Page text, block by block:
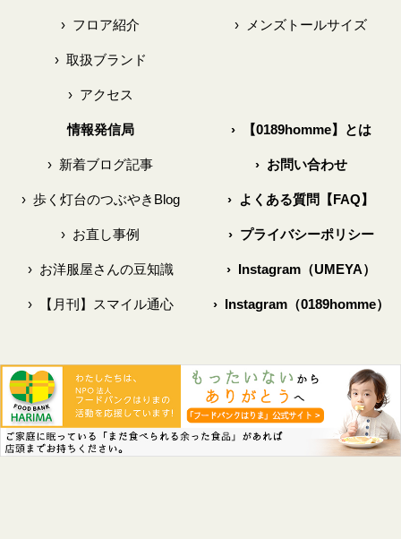
› フロア紹介
›取扱ブランド
›アクセス
› メンズトールサイズ
情報発信局
› 新着ブログ記事
›歩く灯台のつぶやきBlog
› お直し事例
›お洋服屋さんの豆知識
›【月刊】スマイル通心
›【0189homme】とは
›お問い合わせ
› よくある質問【FAQ】
›プライバシーポリシー
›Instagram（UMEYA）
›Instagram（0189homme）